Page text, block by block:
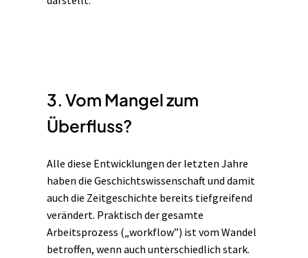
3. Vom Mangel zum
Überfluss?
Alle diese Entwicklungen der letzten Jahre
haben die Geschichtswissenschaft und damit
auch die Zeitgeschichte bereits tiefgreifend
verändert. Praktisch der gesamte
Arbeitsprozess („workflow”) ist vom Wandel
betroffen, wenn auch unterschiedlich stark.